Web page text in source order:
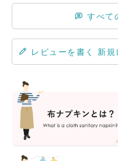
すべて
レビューを書く